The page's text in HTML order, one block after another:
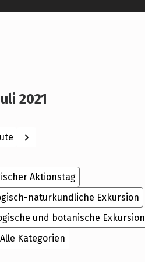
2021
Weiter
Aktionstag
naturkundliche Exkursion
und botanische Exkursion
Alle Kategorien